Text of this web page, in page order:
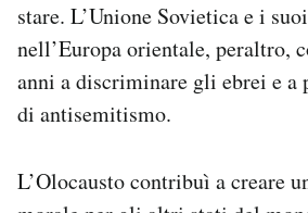
stare. L’Unione Sovietica e i
nell’Europa orientale, peraltro,
anni a discriminare gli ebrei e a
di antisemitismo.
L’Olocausto contribuì a creare